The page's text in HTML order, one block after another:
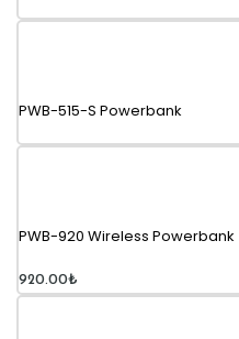
PWB-515-S Powerbank
PWB-920 Wireless Powerbank
920.00₺